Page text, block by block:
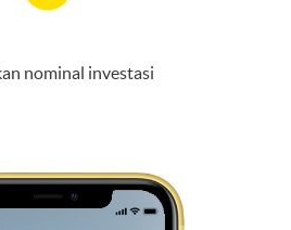
nominal investasi